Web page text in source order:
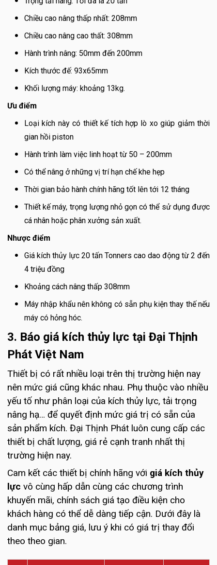
Chiều cao nâng thấp nhất: 208mm
Chiều cao nâng cao thất: 308mm
Hành trình nâng: 50mm đến 200mm
Kích thước đế: 93x65mm
Khối lượng máy: khoảng 13kg.
Ưu điểm
Loại kích này có thiết kế tích hợp lò xo giúp giảm thời
gian hồi piston
Hành trình làm việc linh hoạt từ 50 – 200mm
Có thể nâng ở những vị trí hạn chế khe hẹp
Thời gian bảo hành chính hãng tốt lên tới 12 tháng
Thiết kế máy, trọng lượng nhỏ gọn có thể sử dụng được
cá nhân hoặc phân xưởng sản xuất.
Nhược điểm
Giá kích thủy lực 20 tấn Tonners cao dao động từ 2 đến
4 triệu đồng
Khoảng cách nâng thấp 308mm
Máy nhập khẩu nên không có sẵn phụ kiện thay thế nếu
máy có hỏng hóc.
3. Báo giá kích thủy lực tại Đại Thịnh
Phát Việt Nam
Thiết bị có rất nhiều loại trên thị trường hiện nay
nên mức giá cũng khác nhau. Phụ thuộc vào nhiều
yếu tố như phân loại của kích thủy lực, tải trọng
nâng hạ… để quyết định mức giá trị có sẵn của
sản phẩm kích. Đại Thịnh Phát luôn cung cấp các
thiết bị chất lượng, giá rẻ cạnh tranh nhất thị
trường hiện nay.
Cam kết các thiết bị chính hãng với giá kích thủy
lực vô cùng hấp dẫn cùng các chương trình
khuyến mãi, chính sách giá tạo điều kiện cho
khách hàng có thể dễ dàng tiếp cận. Dưới đây là
danh mục bảng giá, lưu ý khi có giá trị thay đổi
theo theo gian.